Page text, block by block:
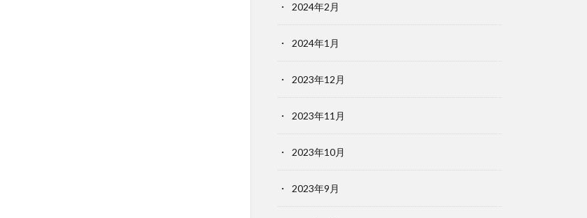
2024年2月
2024年1月
2023年12月
2023年11月
2023年10月
2023年9月